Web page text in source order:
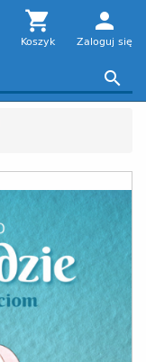

Koszyk
person
Zaloguj się
